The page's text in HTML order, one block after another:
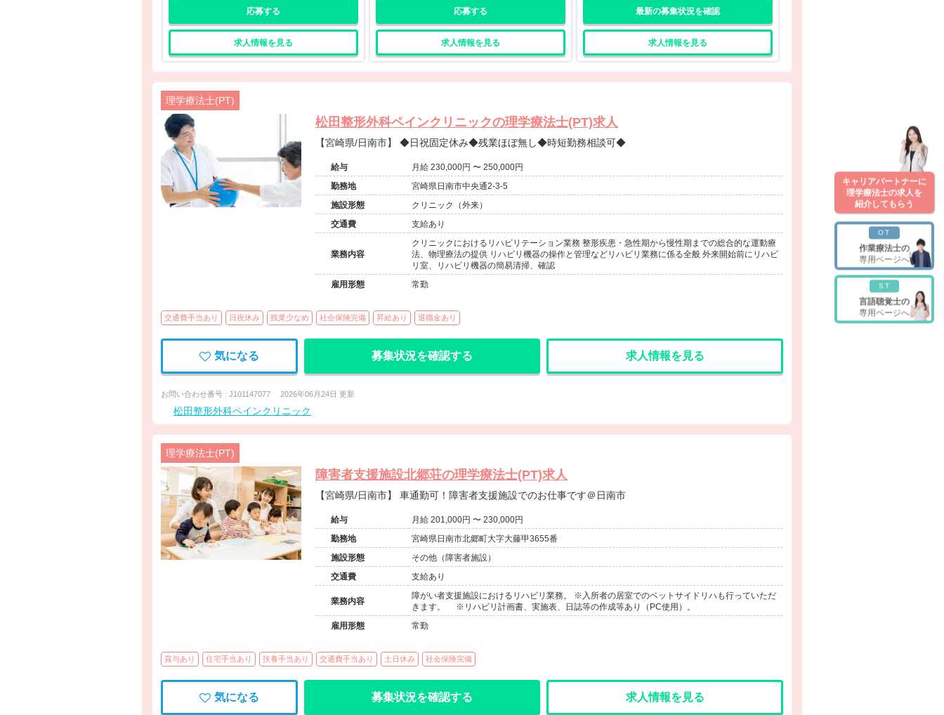
応募する
求人情報を見る
応募する
求人情報を見る
最新の募集状況を確認
求人情報を見る
理学療法士(PT)
松田整形外科ペインクリニックの理学療法士(PT)求人
【宮崎県/日南市】 ◆日祝固定休み◆残業ほぼ無し◆時短勤務相談可◆
給与
月給 230,000円 〜 250,000円
勤務地
宮崎県日南市中央通2-3-5
施設形態
クリニック（外来）
交通費
支給あり
業務内容
クリニックにおけるリハビリテーション業務 整形疾患・急性期から慢性期までの総合的な運動療
法、物理療法の提供 リハビリ機器の操作と管理などリハビリ業務に係る全般 外来開始前にリハビ
リ室、リハビリ機器の簡易清掃、確認
雇用形態
常勤
交通費手当あり 日祝休み 残業少なめ 社会保険完備 昇給あり 退職金あり
気になる 募集状況を確認する 求人情報を見る
お問い合わせ番号 : J101147077 2026年06月24日 更新
松田整形外科ペインクリニック
理学療法士(PT)
障害者支援施設北郷荘の理学療法士(PT)求人
【宮崎県/日南市】 車通勤可！障害者支援施設でのお仕事です＠日南市
給与
月給 201,000円 〜 230,000円
勤務地
宮崎県日南市北郷町大字大藤甲3655番
施設形態
その他（障害者施設）
交通費
支給あり
業務内容
障がい者支援施設におけるリハビリ業務。 ※入所者の居室でのベットサイドリハも行っていただ
きます。 ※リハビリ計画書、実施表、日誌等の作成等あり（PC使用）。
雇用形態
常勤
賞与あり 住宅手当あり 扶養手当あり 交通費手当あり 土日休み 社会保険完備
気になる 募集状況を確認する 求人情報を見る
キャリアパートナーに
理学療法士の求人を
紹介してもらう
OT
作業療法士の
専用ページへ
ST
言語聴覚士の
専用ページへ